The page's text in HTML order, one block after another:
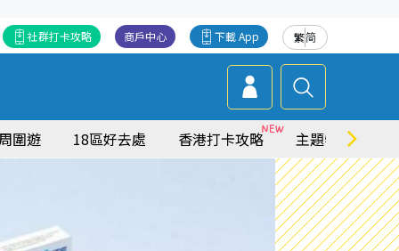
繁简
下載 App
商戶中心
社群打卡攻略
圍遊 18區好去處 香港打卡攻略 主題特集